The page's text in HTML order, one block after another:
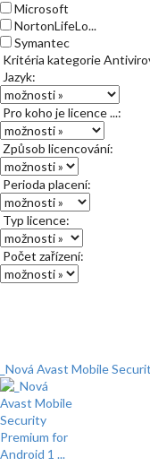
Microsoft
NortonLifeLo...
Symantec
Kritéria kategorie
Jazyk:
Pro koho je licence ...:
Způsob licencování:
Perioda placení:
Typ licence:
Počet zařízení:
_Nová Avast Mobile